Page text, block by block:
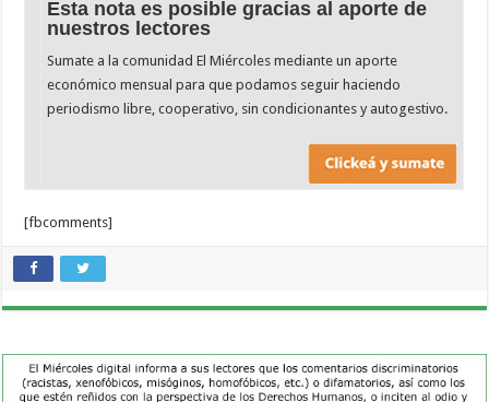
Esta nota es posible gracias al aporte de
nuestros lectores
Sumate a la comunidad El Miércoles mediante un aporte
económico mensual para que podamos seguir haciendo
periodismo libre, cooperativo, sin condicionantes y autogestivo.
[fbcomments]